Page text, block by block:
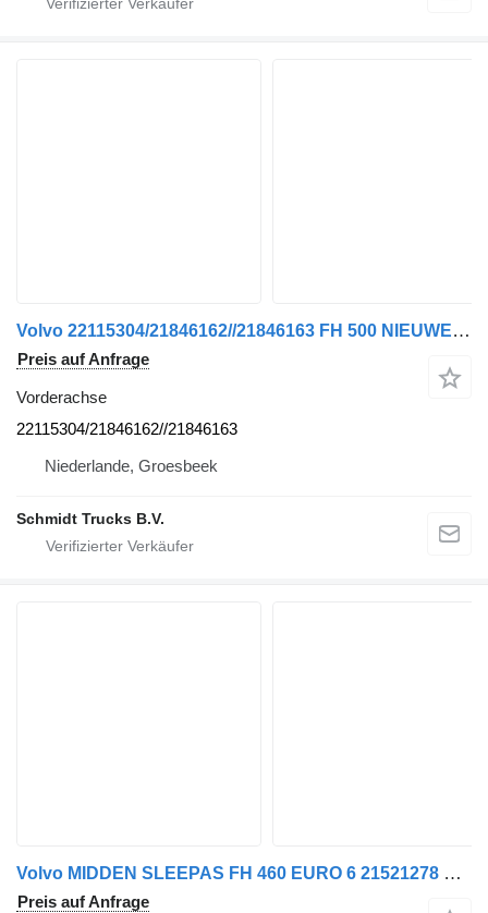
Volvo 22115304/21846162//21846163 FH 500 NIEUWE !!! Vorderachse für LKW
Preis auf Anfrage
Vorderachse
22115304/21846162//21846163
Niederlande, Groesbeek
Schmidt Trucks B.V.
Volvo MIDDEN SLEEPAS FH 460 EURO 6 21521278 Vorderachse für LKW
Preis auf Anfrage